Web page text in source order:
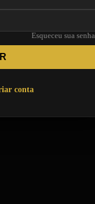
Esqueceu sua
conta